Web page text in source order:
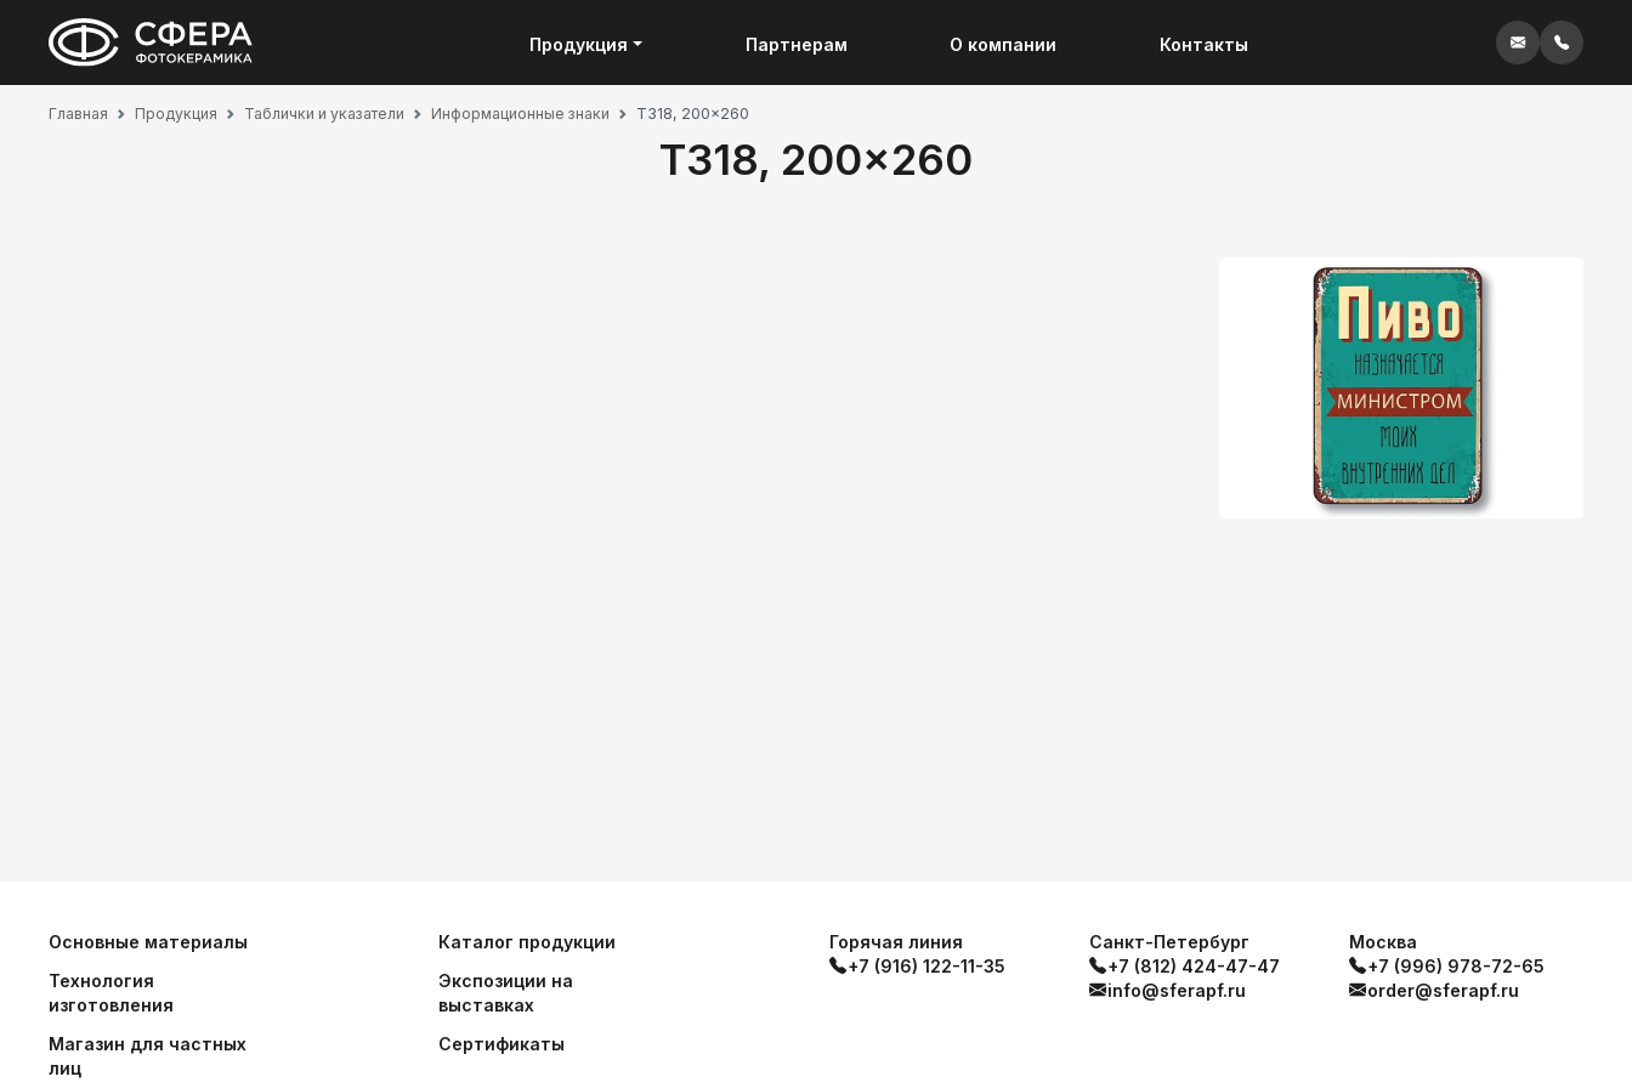
Продукция Партнерам О компании Контакты
Главная Продукция Таблички и указатели Информационные знаки T318, 200x260
T318, 200x260
Основные материалы
Технология
изготовления
Магазин для частных
лиц
Каталог продукции
Экспозиции на
выставках
Сертификаты
Горячая линия
+7 (916) 122-11-35
Санкт-Петербург
+7 (812) 424-47-47
info@sferapf.ru
Москва
+7 (996) 978-72-65
order@sferapf.ru